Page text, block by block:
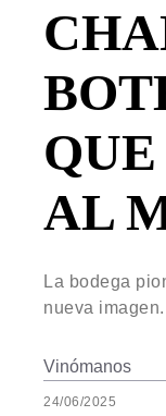
AL
La bodega
nueva
Vinómanos
24/06/2025